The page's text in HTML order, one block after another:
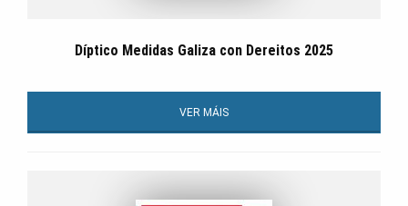
Díptico Medidas Galiza con Dereitos 2025
VER MÁIS